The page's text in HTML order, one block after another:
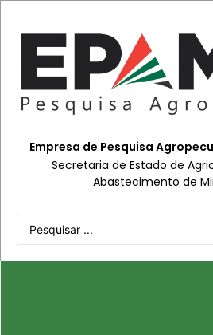
Empresa de Pesquisa
Secretaria de Estado de
Abastecimento de